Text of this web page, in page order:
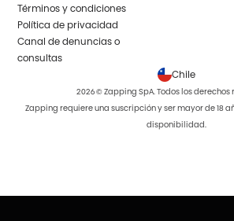
Términos y condiciones
Política de privacidad
Canal de denuncias o
consultas
Chile
2026 © Zapping SpA. Todos los derechos
Zapping requiere una suscripción y ser mayor de 18
disponibilidad.